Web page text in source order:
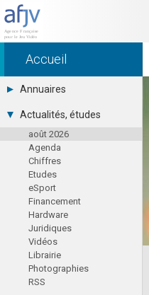
Accueil
Annuaires
Toutes les sociétés (691)
Studios (418)
Editeurs (49)
Distributeurs (16)
Hard. / Accessoires (10)
Middlewares (15)
Prestataires (99)
Assoc. / Syndicats (21)
Formations / Ecoles (46)
Presse spécialisée (17)
Actualités, études
août 2026
Agenda
Chiffres
Etudes
eSport
Financement
Hardware
Juridiques
Vidéos
Librairie
Photographies
RSS